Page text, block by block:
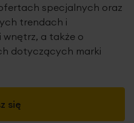
się
specjalnych oraz
trendach i
a także o
dotyczących marki